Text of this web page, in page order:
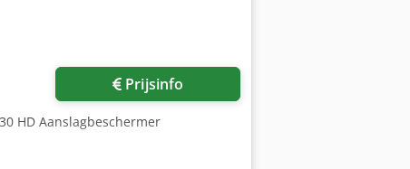
Prijsinfo
HD Aanslagbeschermer